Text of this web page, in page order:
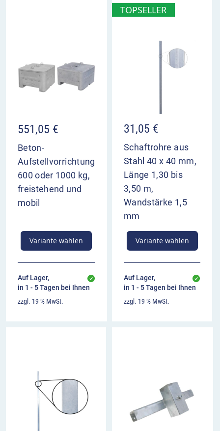
Vierkantpfosten vorhanden. Sie können auch
runde Rohrpfosten in den Pfostenhalter
Aufstellkombination unsere verdrehsicheren
Vierkantrohre.
Klappbare Adaptierungen für die mobilen Beton-
Aufstellvorrichtungen auch lieferbar. Bitte
551,05 €
Beton-
Aufstellvorrichtung
600 oder 1000 kg,
freistehend und
mobil
Variante wählen
Auf Lager,
in 1 - 5 Tagen bei Ihnen
zzgl. 19 % MwSt.
TOPSELLER
31,05 €
Schaftrohre aus
Stahl 40 x 40 mm,
Länge 1,30 bis
3,50 m,
Wandstärke 1,5
mm
Variante wählen
Auf Lager,
in 1 - 5 Tagen bei Ihnen
zzgl. 19 % MwSt.